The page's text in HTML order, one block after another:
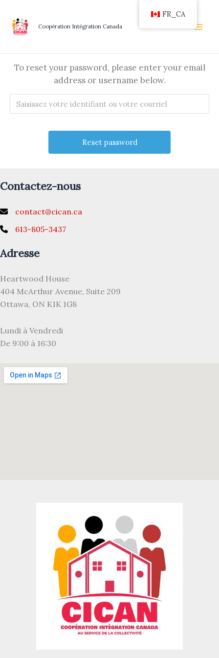
contenu
Coopération Intégration Canada
To reset your password, please enter your email
address or username below.
Contactez-nous
contact@cican.ca
613-805-3437
Adresse
Heartwood House
404 McArthur Avenue, Suite 209
Ottawa, ON K1K 1G8
Lundi à Vendredi
De 9:00 à 16:30
FR_CA